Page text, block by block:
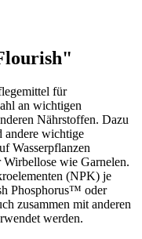
für
an wichtigen
Nährstoffen. Dazu
andere wichtige
Wasserpflanzen
wie Garnelen.
(NPK) je
Phosphorus™ oder
zusammen mit anderen
werden.